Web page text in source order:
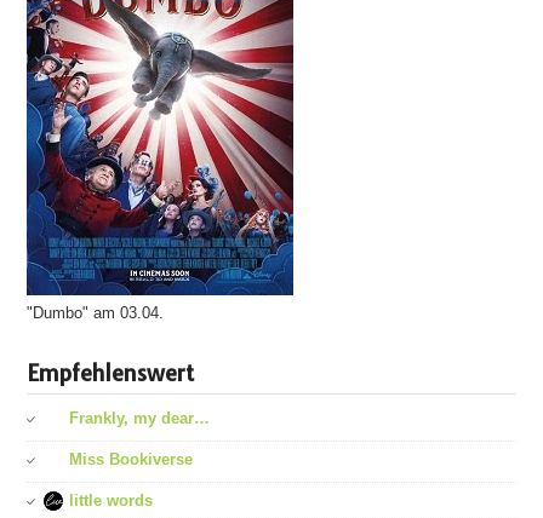
"Dumbo" am 03.04.
Empfehlenswert
Frankly, my dear…
Miss Bookiverse
little words